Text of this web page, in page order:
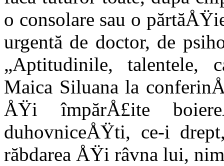
o consolare sau o
urgentă de doctor, de
„Aptitudinile, talentele,
Maica Siluana la
ÅŸi împărÅ£ite
duhovniceÅŸti, ce-i
răbda­rea ÅŸi râvna lui,